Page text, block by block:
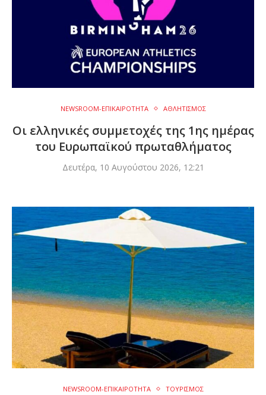
NEWSROOM-ΕΠΙΚΑΙΡΟΤΗΤΑ ΑΘΛΗΤΙΣΜΟΣ
Οι ελληνικές συμμετοχές της 1ης ημέρας
του Ευρωπαϊκού πρωταθλήματος
Δευτέρα, 10 Αυγούστου 2026, 12:21
NEWSROOM-ΕΠΙΚΑΙΡΟΤΗΤΑ ΤΟΥΡΙΣΜΟΣ